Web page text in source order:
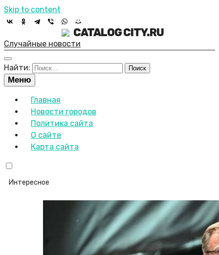
Skip to content
CATALOG CITY.RU
Случайные новости
Найти:
Меню
Главная
Новости городов
Политика сайта
О сайте
Карта сайта
Интересное